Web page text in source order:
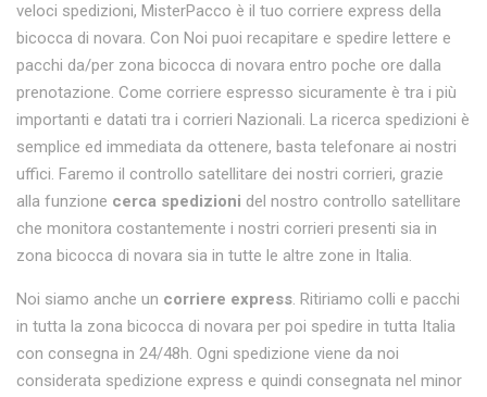
veloci spedizioni, MisterPacco è il tuo corriere express della
bicocca di novara. Con Noi puoi recapitare e spedire lettere e
pacchi da/per zona bicocca di novara entro poche ore dalla
prenotazione. Come corriere espresso sicuramente è tra i più
importanti e datati tra i corrieri Nazionali. La ricerca spedizioni è
semplice ed immediata da ottenere, basta telefonare ai nostri
uffici. Faremo il controllo satellitare dei nostri corrieri, grazie
alla funzione cerca spedizioni del nostro controllo satellitare
che monitora costantemente i nostri corrieri presenti sia in
zona bicocca di novara sia in tutte le altre zone in Italia.
Noi siamo anche un corriere express. Ritiriamo colli e pacchi
in tutta la zona bicocca di novara per poi spedire in tutta Italia
con consegna in 24/48h. Ogni spedizione viene da noi
considerata spedizione express e quindi consegnata nel minor